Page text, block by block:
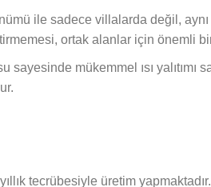
ile sadece villalarda değil,
ortak alanlar için önemli
mükemmel ısı
tecrübesiyle üretim